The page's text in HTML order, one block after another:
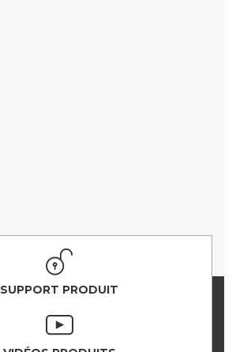
SUPPORT PRODUIT